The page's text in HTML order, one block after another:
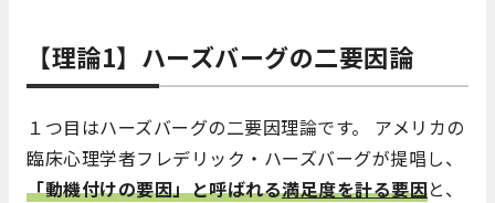
【理論1】ハーズバーグの二要因論
１つ目はハーズバーグの二要因理論です。 アメリカの
臨床心理学者フレデリック・ハーズバーグが提唱し、
「動機付けの要因」と呼ばれる満足度を計る要因と、